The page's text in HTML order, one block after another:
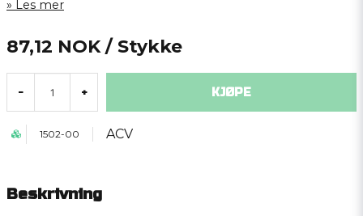
Les mer
87,12 NOK / Stykke
- + KJØPE
1502-00 ACV
Beskrivning